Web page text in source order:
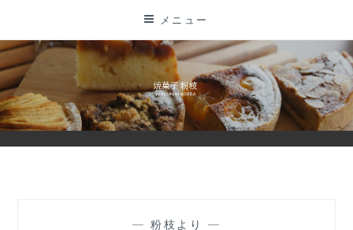
テ
ン
ツ
に
メニュー
— 粉枝より —